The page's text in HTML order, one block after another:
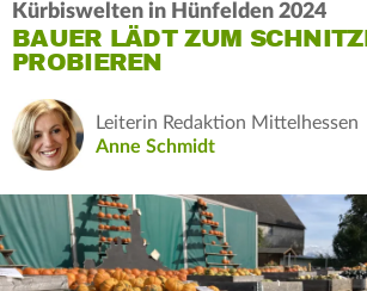
Kürbiswelten in Hünfelden 2024
BAUER LÄDT ZUM
PROBIEREN
Leiterin Redaktion Mittelhessen
Anne Schmidt